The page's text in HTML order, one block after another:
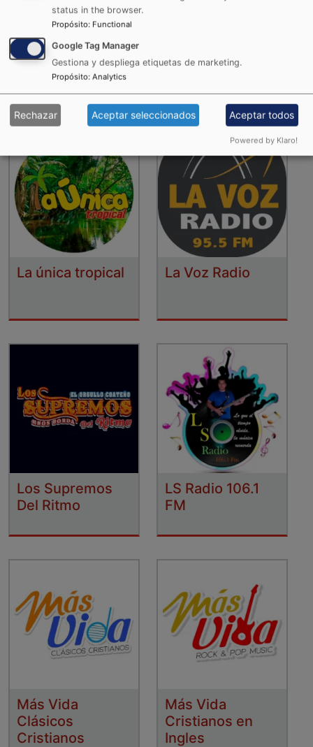
La Karibeña La RocknPop
La única tropical La Voz Radio
Los Supremos
Del Ritmo
LS Radio 106.1
FM
Más Vida
Clásicos
Cristianos
Más Vida
Cristianos en
Ingles
status in the browser.
Propósito: Functional
Google Tag Manager
Gestiona y despliega etiquetas de marketing.
Propósito: Analytics
Rechazar Aceptar seleccionados Aceptar todos
Powered by Klaro!